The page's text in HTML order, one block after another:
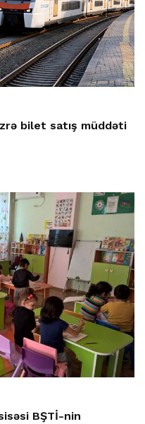
bilet satış müddəti
BŞTİ-nin